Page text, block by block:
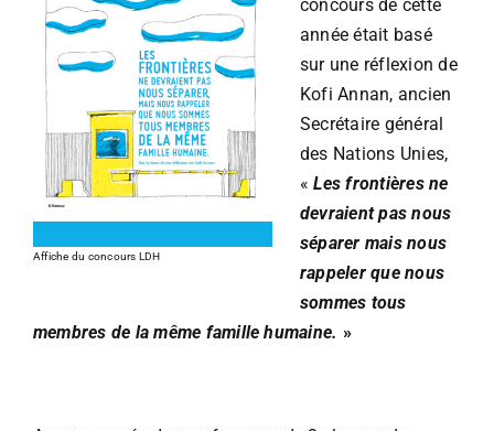
Affiche du concours LDH
concours de cette
année était basé
sur une réflexion de
Kofi Annan, ancien
Secrétaire général
des Nations Unies,
«Les frontières ne
devraient pas nous
séparer mais nous
rappeler que nous
sommes tous
membres de la même famille humaine. »